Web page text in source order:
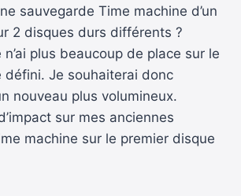
sauvegarde Time machine d’un
2 disques durs différents ?
plus beaucoup de place sur le
défini. Je souhaiterai donc
nouveau plus volumineux.
sur mes anciennes
machine sur le premier disque